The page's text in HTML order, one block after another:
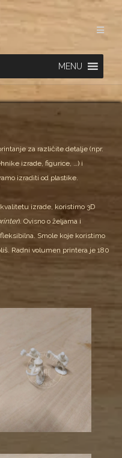
MENU
za različite detalje (npr.
izrade, figurice, …) i
izraditi od plastike.
izrade, koristimo 3D
). Ovisno o željama i
Smole koje koristimo
Radni volumen printera je 180